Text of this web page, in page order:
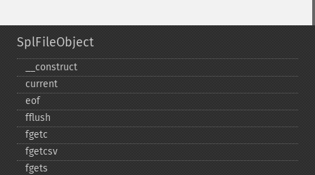
SplFileObject
_​_​construct
current
eof
fflush
fgetc
fgetcsv
fgets